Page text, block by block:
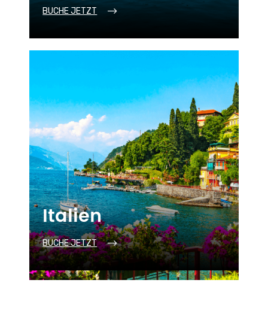
BUCHE JETZT
Italien
BUCHE JETZT